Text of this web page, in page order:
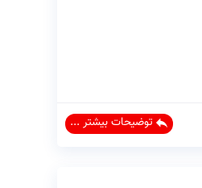
توضیحات بیشتر ...